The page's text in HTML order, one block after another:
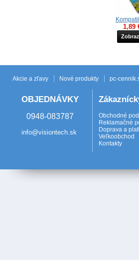
1,89
Akcie a zľavy Nové produkty pc-
OBJEDNÁVKY
0948-083787
info@visiontech.sk
Obchodné
Reklamačné
Doprava a
Veľkoobchod
Kontakty